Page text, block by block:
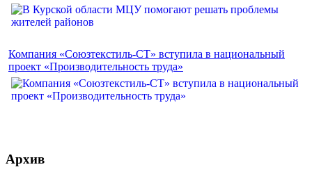
Компания «Союзтекстиль-СТ» вступила в национальный
проект «Производительность труда»
Архив